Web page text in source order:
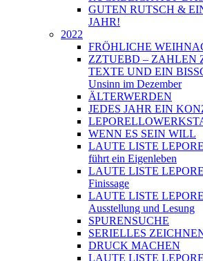
GUTEN RUTSCH &
JAHR!
2022
FRÖHLICHE
ZZTUEBD – ZAHLEN
TEXTE UND EIN
Unsinn im Dezember
ÄLTERWERDEN
JEDES JAHR EIN
WENN ES SEIN WILL
LAUTE LISTE
führt ein Eigenleben
LAUTE LISTE
Finissage
LAUTE LISTE
Ausstellung und Lesung
SPURENSUCHE
SERIELLES
DRUCK MACHEN
LAUTE LISTE